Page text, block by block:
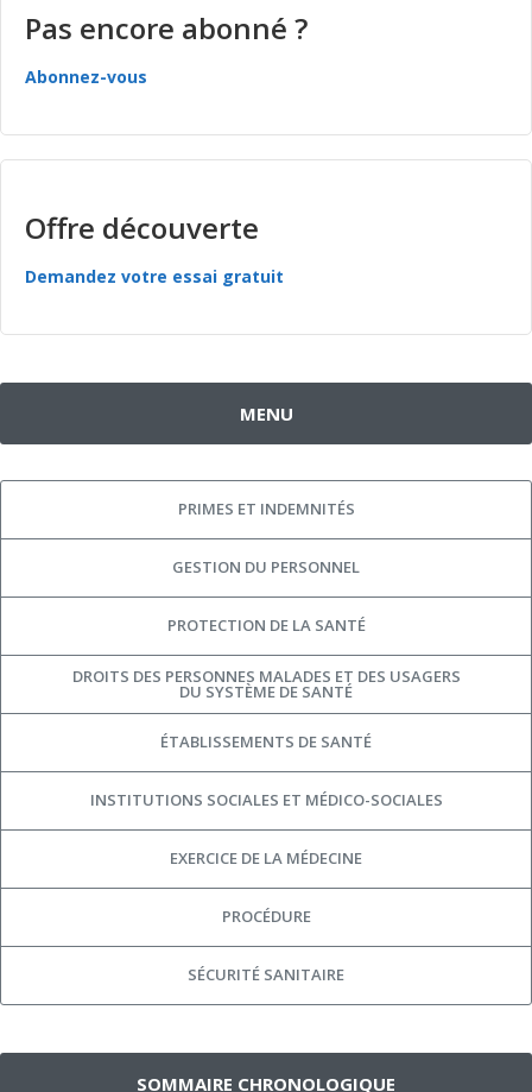
Pas encore abonné ?
Abonnez-vous
Offre découverte
Demandez votre essai gratuit
MENU
PRIMES ET INDEMNITÉS
GESTION DU PERSONNEL
PROTECTION DE LA SANTÉ
DROITS DES PERSONNES MALADES ET DES USAGERS
DU SYSTÈME DE SANTÉ
ÉTABLISSEMENTS DE SANTÉ
INSTITUTIONS SOCIALES ET MÉDICO-SOCIALES
EXERCICE DE LA MÉDECINE
PROCÉDURE
SÉCURITÉ SANITAIRE
SOMMAIRE CHRONOLOGIQUE